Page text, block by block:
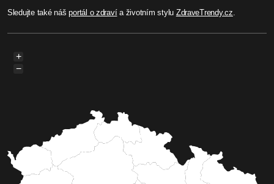
Sledujte také nášportál o zdravía životním stylu ZdraveTrendy.cz
+
−